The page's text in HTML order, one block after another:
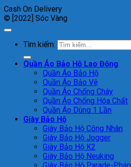
Cash On Delivery
© [2022] Sóc Vàng
Tìm kiếm:
Quần Áo Bảo Hộ Lao Động
Quần Áo Bảo Hộ
Quần Áo Bảo Vệ
Quần Áo Chống Cháy
Quần Áo Chống Hóa Chất
Quần Áo Dùng 1 Lần
Giày Bảo Hộ
Giày Bảo Hộ Công Nhân
Giày Bảo Hộ Jogger
Giày Bảo Hộ K2
Giày Bảo Hộ Neuking